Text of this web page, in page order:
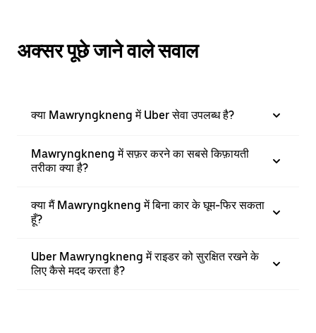
अक्सर पूछे जाने वाले सवाल
क्या Mawryngkneng में Uber सेवा उपलब्ध है?
Mawryngkneng में सफ़र करने का सबसे किफ़ायती
तरीका क्या है?
क्या मैं Mawryngkneng में बिना कार के घूम-फिर सकता
हूँ?
Uber Mawryngkneng में राइडर को सुरक्षित रखने के
लिए कैसे मदद करता है?